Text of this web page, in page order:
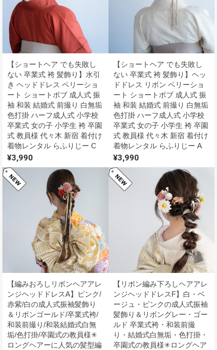
【ショートヘア でも失敗し
ない 卒業式 袴 髪飾り】水引
き ヘッドドレス ベリーショ
ート ショートボブ 成人式 振
袖 和装 結婚式 前撮り 白無垢
色打掛 ハーフ成人式 小学校
卒業式 女の子 小学生 袴 卒園
式 教員様 代々木 新宿 着付け
着物レンタル らふりじー C
¥3,990
【ショートヘア でも失敗し
ない 卒業式 袴 髪飾り】ヘッ
ドドレス リボン ベリーショ
ート ショートボブ 成人式 振
袖 和装 結婚式 前撮り 白無垢
色打掛 ハーフ成人式 小学校
卒業式 女の子 小学生 袴 卒園
式 教員様 代々木 新宿 着付け
着物レンタル らふりじー A
¥3,990
【編みおろしリボンヘアアレ
ンジヘッドドレスA】ピンク/
赤紫/白の成人式振袖髪飾り
＆リボンゴールド/卒業式袴/
和装前撮り/和装結婚式白無
垢/色打掛/卒園式の教員様✳︎
ロングヘアーに人気の髪型編
【リボン編み下ろしヘアアレ
ンジヘッドドレスF】白・ベ
ージュ・ピンクの成人式振袖
髪飾り＆リボングレー・ゴー
ルド 卒業式袴・和装前撮
り・結婚式白無垢・色打掛・
卒園式の教員様✳︎ロングヘア